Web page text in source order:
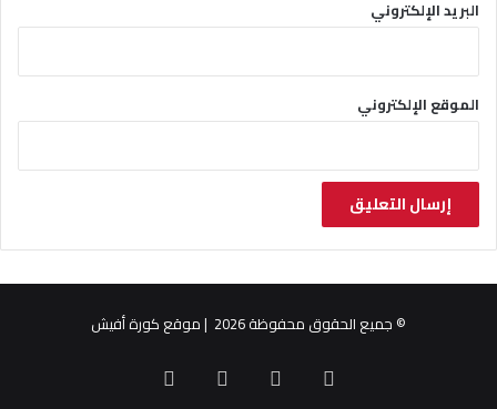
البريد الإلكتروني
الموقع الإلكتروني
© جميع الحقوق محفوظة 2026 | موقع كورة أفيش
فيسبوك يوتيوب